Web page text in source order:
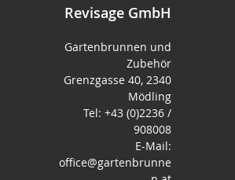
Revisage GmbH
Gartenbrunnen und
Zubehör
Grenzgasse 40, 2340
Mödling
Tel: +43 (0)2236 /
908008
E-Mail:
office@gartenbrunne